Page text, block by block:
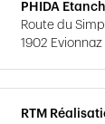
PHIDA
Route du
1902 Evionnaz
RTM